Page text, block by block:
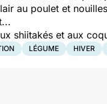
au poulet et
shiitakés et aux
LÉGUME HIVER